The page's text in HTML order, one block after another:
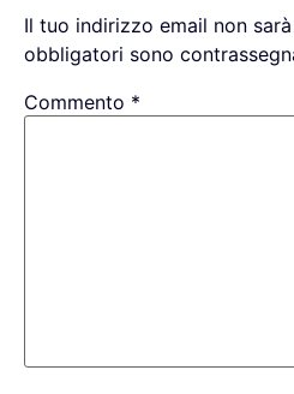
Il tuo indirizzo email non
obbligatori sono
Commento *